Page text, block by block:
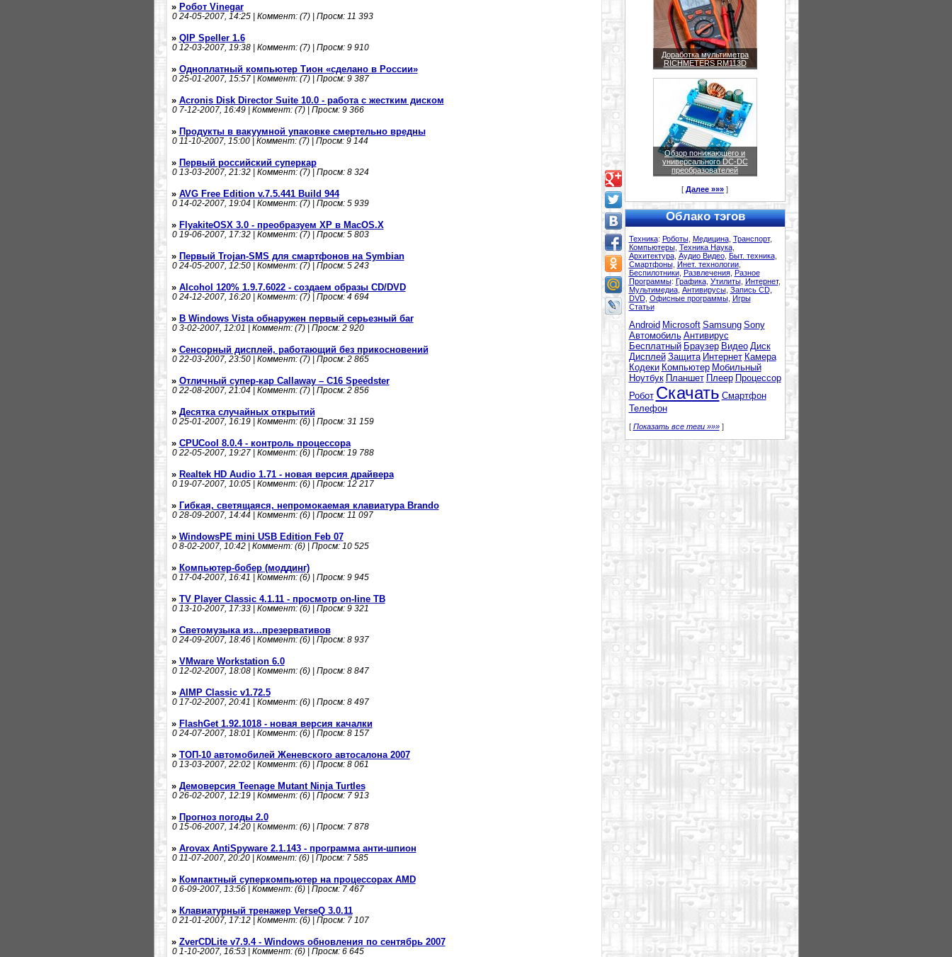
» Робот Vinegar
024-05-2007, 14:25 | Коммент: (7) | Просм: 11 393
» QIP Speller 1.6
012-03-2007, 19:38 | Коммент: (7) | Просм: 9 910
» Одноплатный компьютер Тион «сделано в России»
025-01-2007, 15:57 | Коммент: (7) | Просм: 9 387
» Acronis Disk Director Suite 10.0 - работа с жестким диском
07-12-2007, 16:49 | Коммент: (7) | Просм: 9 366
» Продукты в вакуумной упаковке смертельно вредны
011-10-2007, 15:00 | Коммент: (7) | Просм: 9 144
» Первый российский суперкар
013-03-2007, 21:32 | Коммент: (7) | Просм: 8 324
» AVG Free Edition v.7.5.441 Build 944
014-02-2007, 19:04 | Коммент: (7) | Просм: 5 939
» FlyakiteOSX 3.0 - преобразуем XP в MacOS.X
019-06-2007, 17:32 | Коммент: (7) | Просм: 5 803
» Первый Trojan-SMS для смартфонов на Symbian
024-05-2007, 12:50 | Коммент: (7) | Просм: 5 243
» Alcohol 120% 1.9.7.6022 - создаем образы CD/DVD
024-12-2007, 16:20 | Коммент: (7) | Просм: 4 694
» В Windows Vista обнаружен первый серьезный баг
03-02-2007, 12:01 | Коммент: (7) | Просм: 2 920
» Сенсорный дисплей, работающий без прикосновений
022-03-2007, 23:50 | Коммент: (7) | Просм: 2 865
» Отличный супер-кар Callaway – С16 Speedster
022-08-2007, 21:04 | Коммент: (7) | Просм: 2 856
» Десятка случайных открытий
025-01-2007, 16:19 | Коммент: (6) | Просм: 31 159
» CPUCool 8.0.4 - контроль процессора
022-05-2007, 19:27 | Коммент: (6) | Просм: 19 788
» Realtek HD Audio 1.71 - новая версия драйвера
019-07-2007, 10:05 | Коммент: (6) | Просм: 12 217
» Гибкая, светящаяся, непромокаемая клавиатура Brando
028-09-2007, 14:44 | Коммент: (6) | Просм: 11 097
» WindowsPE mini USB Edition Feb 07
08-02-2007, 10:42 | Коммент: (6) | Просм: 10 525
» Компьютер-бобер (моддинг)
017-04-2007, 16:41 | Коммент: (6) | Просм: 9 945
» TV Player Classic 4.1.11 - просмотр on-line ТВ
013-10-2007, 17:33 | Коммент: (6) | Просм: 9 321
» Светомузыка из…презервативов
024-09-2007, 18:46 | Коммент: (6) | Просм: 8 937
» VMware Workstation 6.0
012-02-2007, 18:08 | Коммент: (6) | Просм: 8 847
» AIMP Classic v1.72.5
017-02-2007, 20:41 | Коммент: (6) | Просм: 8 497
» FlashGet 1.92.1018 - новая версия качалки
024-07-2007, 18:01 | Коммент: (6) | Просм: 8 157
» ТОП-10 автомобилей Женевского автосалона 2007
013-03-2007, 22:02 | Коммент: (6) | Просм: 8 061
» Демоверсия Teenage Mutant Ninja Turtles
026-02-2007, 12:19 | Коммент: (6) | Просм: 7 913
» Прогноз погоды 2.0
015-06-2007, 14:20 | Коммент: (6) | Просм: 7 878
» Arovax AntiSpyware 2.1.143 - программа анти-шпион
011-07-2007, 20:20 | Коммент: (6) | Просм: 7 585
» Компактный суперкомпьютер на процессорах AMD
06-09-2007, 13:56 | Коммент: (6) | Просм: 7 467
» Клавиатурный тренажер VerseQ 3.0.11
021-01-2007, 17:12 | Коммент: (6) | Просм: 7 107
» ZverCDLite v7.9.4 - Windows обновления по сентябрь 2007
01-10-2007, 16:53 | Коммент: (6) | Просм: 6 645
Доработка мультиметра
RICHMETERS RM113D
Обзор понижающего и
универсального DC-DC
преобразователей
[ Далее »»» ]
Облако тэгов
Техника: Роботы, Медицина, Транспорт,
Компьютеры, Техника Наука,
Архитектура, Аудио Видео, Быт. техника,
Смартфоны, Инет. технологии,
Беспилотники, Развлечения, Разное
Программы: Графика, Утилиты, Интернет,
Мультимедиа, Антивирусы, Запись CD,
DVD, Офисные программы, Игры
Статьи
Android Microsoft Samsung Sony
Автомобиль Антивирус
Бесплатный Браузер Видео Диск
Дисплей Защита Интернет Камера
Кодеки Компьютер Мобильный
Ноутбук Планшет Плеер Процессор
Робот Скачать Смартфон
Телефон
[ Показать все теги »»»]